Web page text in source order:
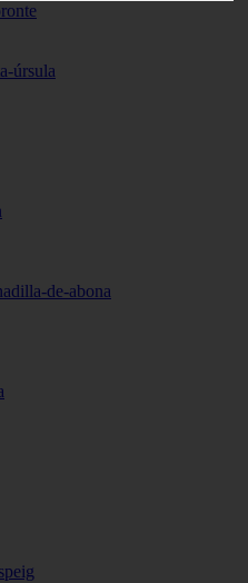
úrsula
de-abona